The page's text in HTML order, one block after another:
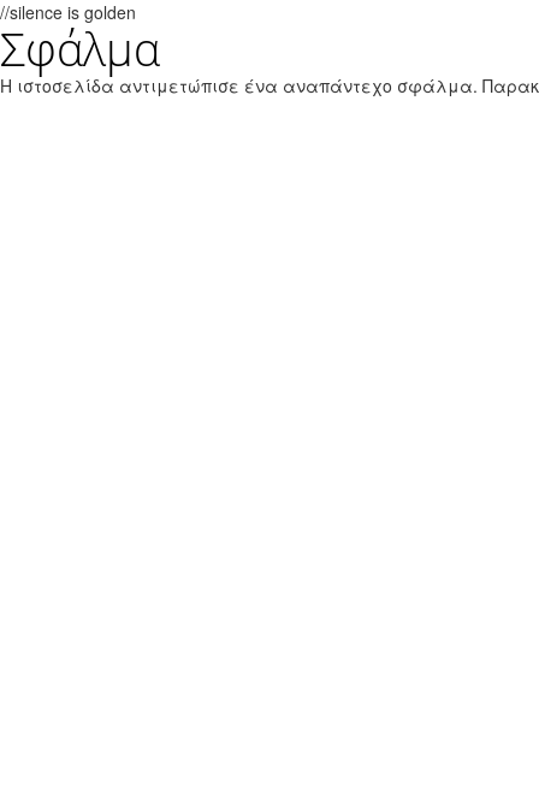
//silence is golden
Παράκαμψη προς το κυρίως περιεχόμενο
Εθνικό Θαλάσσιο Πάρκο Ζακύνθου
Σφάλμα
Η ιστοσελίδα αντιμετώπισε ένα αναπάντεχο σφάλμα.